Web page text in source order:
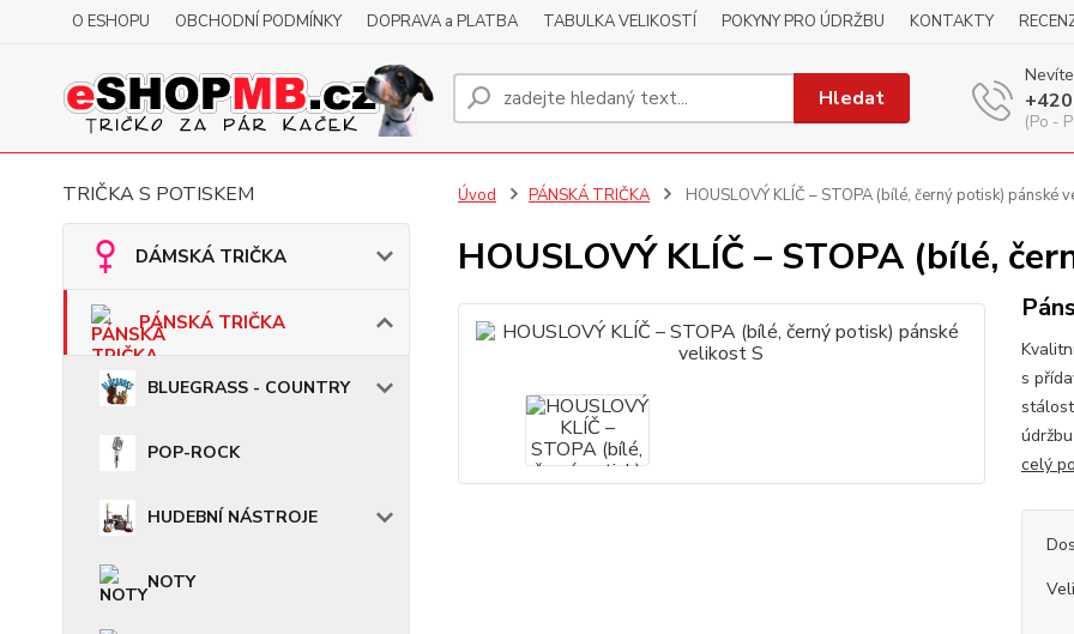
O ESHOPU OBCHODNÍ PODMÍNKY DOPRAVA a PLATBA TABULKA VELIKOSTÍ POKYNY PRO ÚDRŽBU KONTAKTY
Hledat
(Po -
TRIČKA S POTISKEM
DÁMSKÁ TRIČKA
PÁNSKÁ TRIČKA
BLUEGRASS - COUNTRY
POP-ROCK
HUDEBNÍ NÁSTROJE
NOTY
Úvod PÁNSKÁ TRIČKA HOUSLOVÝ KLÍČ – STOPA (bílé, černý potisk) pánské
HOUSLOVÝ KLÍČ – STOPA (bílé,
s
celý